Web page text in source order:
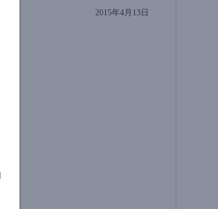
2015年4月13日